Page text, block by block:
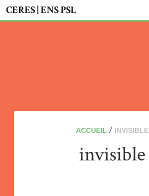
CERES | ENS PSL
ACCUEIL / INVISIBLE
invisible